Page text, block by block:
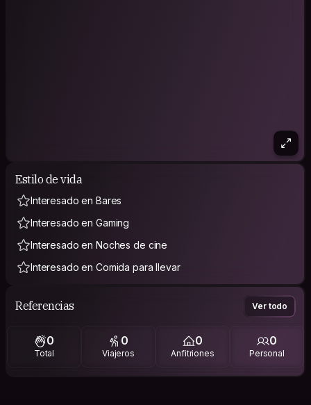
Estilo de vida
Interesado en Bares
Interesado en Gaming
Interesado en Noches de cine
Interesado en Comida para llevar
Referencias Ver todo
0
Total
0
Viajeros
0
Anfitriones
0
Personal